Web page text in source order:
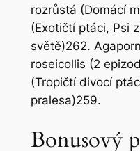
rozrůstá (Domácí
(Exotičtí ptáci, Psi
světě)262.
roseicollis (2
(Tropičtí divocí
pralesa)259.
Bonusový